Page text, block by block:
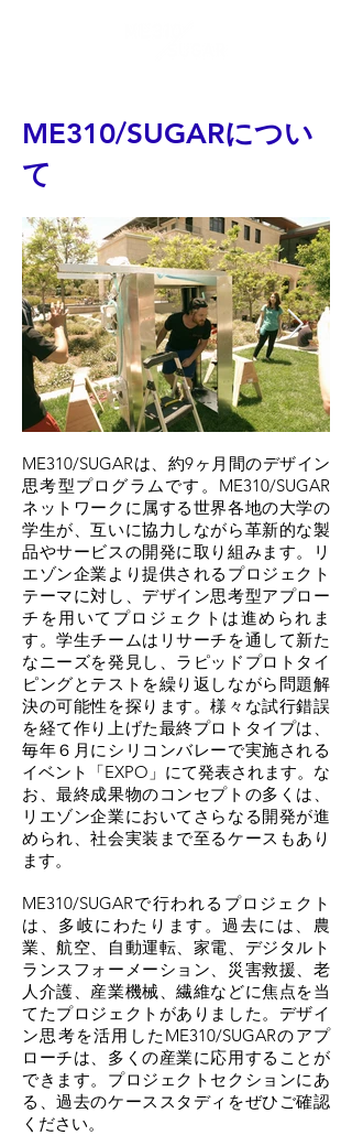
ME310/SUGARについ
て
ME310/SUGARは、約9ヶ月間のデザイン
思考型プログラムです。ME310/SUGAR
ネットワークに属する世界各地の大学の
学生が、互いに協力しながら革新的な製
品やサービスの開発に取り組みます。リ
エゾン企業より提供されるプロジェクト
テーマに対し、デザイン思考型アプロー
チを用いてプロジェクトは進められま
す。学生チームはリサーチを通して新た
なニーズを発見し、ラピッドプロトタイ
ピングとテストを繰り返しながら問題解
決の可能性を探ります。様々な試行錯誤
を経て作り上げた最終プロトタイプは、
毎年６月にシリコンバレーで実施される
イベント「EXPO」にて発表されます。な
お、最終成果物のコンセプトの多くは、
リエゾン企業においてさらなる開発が進
められ、社会実装まで至るケースもあり
ます。
ME310/SUGARで行われるプロジェクト
は、多岐にわたります。過去には、農
業、航空、自動運転、家電、デジタルト
ランスフォーメーション、災害救援、老
人介護、産業機械、繊維などに焦点を当
てたプロジェクトがありました。デザイ
ン思考を活用したME310/SUGARのアプ
ローチは、多くの産業に応用することが
できます。プロジェクトセクションにあ
る、過去のケーススタディをぜひご確認
ください。